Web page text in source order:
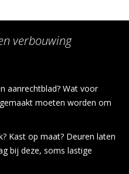
verbouwing
aanrechtblad? Wat voor
moeten worden om
Kast op maat? Deuren laten
bij deze, soms lastige